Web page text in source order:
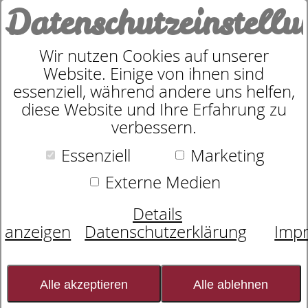
0
Bettwäsche Flanell allover BW
mit RV Pinguin 1200 Fun
geladen...
Wir nutzen Cookies auf unserer
Website. Einige von ihnen sind
essenziell, während andere uns helfen,
diese Website und Ihre Erfahrung zu
verbessern.
Essenziell
Marketing
Externe Medien
Details
anzeigen
Datenschutzerklärung
Alle akzeptieren Alle ablehnen